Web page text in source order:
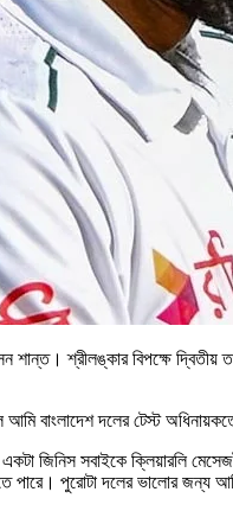
শ্রীলঙ্কার বিপক্ষে দ্বিতীয়
বাংলাদেশ দলের টেস্ট
জিনিস সবাইকে ক্লিয়ারলি
পারে। পুরোটা দলের ভালোর জন্য